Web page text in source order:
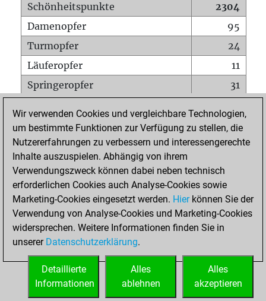
Schönheitspunkte
2304
Damenopfer
95
Turmopfer
24
Läuferopfer
11
Springeropfer
31
Matt auf vollem Brett
0
Bauer setzt Matt
0
Erstickte Matts
Unterverwandlungen
Türme auf der siebten
0
STARTSEITE
Wir verwenden Cookies und vergleichbare Technologien,
um bestimmte Funktionen zur Verfügung zu stellen, die
Nutzererfahrungen zu verbessern und interessengerechte
Inhalte auszuspielen. Abhängig von ihrem
Verwendungszweck können dabei neben technisch
erforderlichen Cookies auch Analyse-Cookies sowie
Marketing-Cookies eingesetzt werden. Hierkönnen Sie der
Verwendung von Analyse-Cookies und Marketing-Cookies
widersprechen. Weitere Informationen finden Sie in
unserer Datenschutzerklärung.
Alles
akzeptieren
Alles
ablehnen
Detaillierte
Informationen